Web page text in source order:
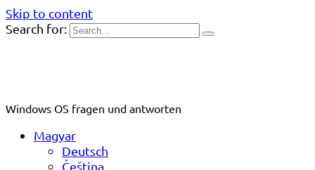
Skip to content
Search for:
Windows OS fragen und antworten
Magyar
Deutsch
Čeština